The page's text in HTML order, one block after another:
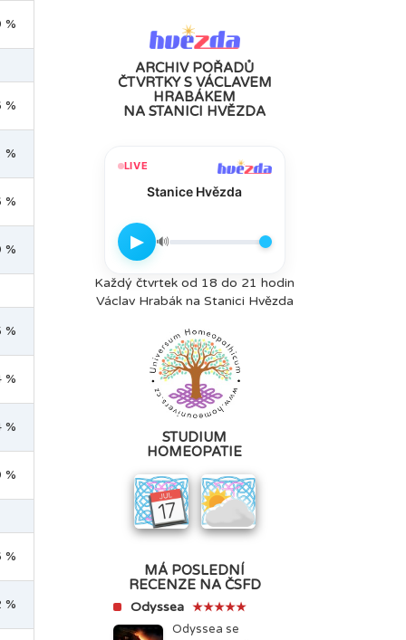
%
%
%
%
%
%
%
%
%
%
%
ARCHIV POŘADŮ
ČTVRTKY S VÁCLAVEM
HRABÁKEM
NA STANICI HVĚZDA
LIVE
Stanice Hvězda
▶ 🔊
Každý čtvrtek od 18 do 21 hodin
Václav Hrabák na Stanici Hvězda
STUDIUM
HOMEOPATIE
MÁ POSLEDNÍ
RECENZE NA ČSFD
Odyssea ★★★★★
Odyssea se